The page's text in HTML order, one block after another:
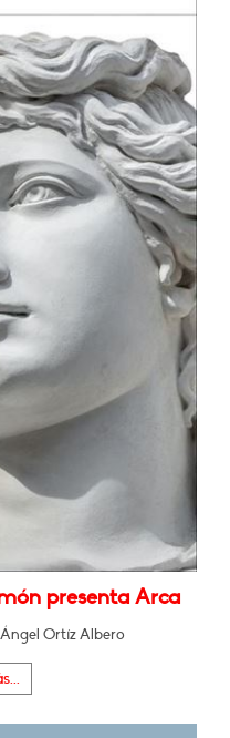
presenta Arca
Ortíz Albero